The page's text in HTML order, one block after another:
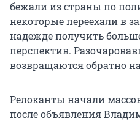
бежали из страны по
некоторые переехали в
надежде получить
перспектив.
возвращаются обратно
Релоканты начали
после объявления